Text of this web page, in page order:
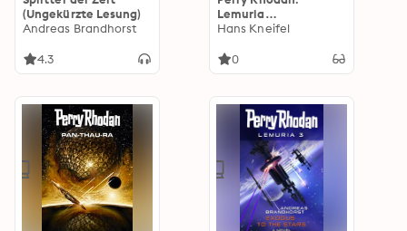
(Ungekürzte Lesung)
Andreas Brandhorst
4.3
Lemuria
(Sammelband): Sechs
Band
Hans Kneifel
0